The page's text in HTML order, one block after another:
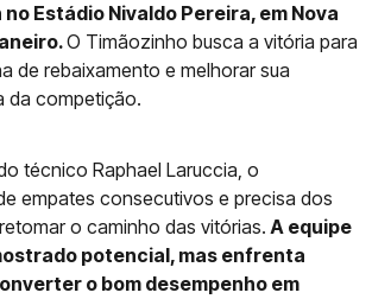
no Estádio Nivaldo Pereira, em Nova
O Timãozinho busca a vitória para
de rebaixamento e melhorar sua
da competição.
técnico Raphael Laruccia, o
empates consecutivos e precisa dos
o caminho das vitórias. A equipe
potencial, mas enfrenta
o bom desempenho em